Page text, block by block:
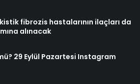
kistik fibrozis hastalarının ilaçları da
alınacak
29 Eylül Pazartesi Instagram